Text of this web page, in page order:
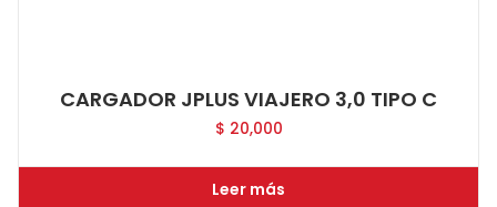
CARGADOR JPLUS VIAJERO 3,0 TIPO C
$ 20,000
Leer más